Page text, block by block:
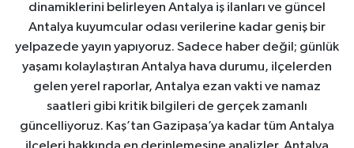
dinamiklerini belirleyen Antalya iş ilanları ve güncel
Antalya kuyumcular odası verilerine kadar geniş bir
yelpazede yayın yapıyoruz. Sadece haber değil; günlük
yaşamı kolaylaştıran Antalya hava durumu, ilçelerden
gelen yerel raporlar, Antalya ezan vakti ve namaz
saatleri gibi kritik bilgileri de gerçek zamanlı
güncelliyoruz. Kaş’tan Gazipaşa’ya kadar tüm Antalya